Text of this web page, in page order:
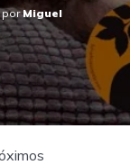
porMiguel